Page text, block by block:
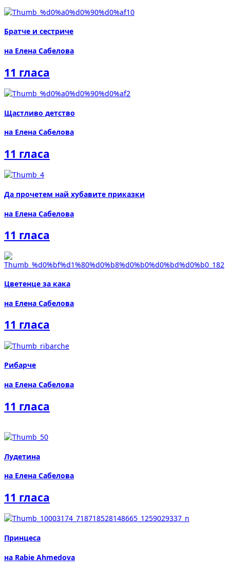
Братче и сестриче
на Елена Сабелова
11 гласа
Щастливо детство
на Елена Сабелова
11 гласа
Да прочетем най хубавите приказки
на Елена Сабелова
11 гласа
Цветенце за кака
на Елена Сабелова
11 гласа
Рибарче
на Елена Сабелова
11 гласа
Лудетина
на Елена Сабелова
11 гласа
Принцеса
на Rabie Ahmedova